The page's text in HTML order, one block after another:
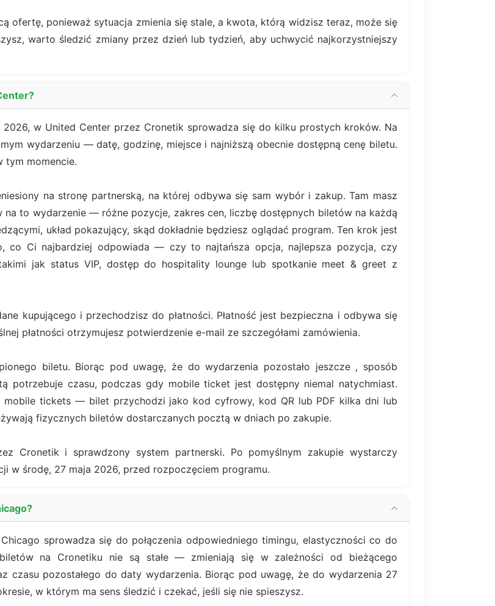
ofertę, ponieważ sytuacja zmienia się stale, a kwota, którą widzisz teraz, może się
warto śledzić zmiany przez dzień lub tydzień, aby uchwycić najkorzystniejszy
w United Center przez Cronetik sprowadza się do kilku prostych kroków. Na
wydarzeniu — datę, godzinę, miejsce i najniższą obecnie dostępną cenę biletu.
tym momencie.
na stronę partnerską, na której odbywa się sam wybór i zakup. Tam masz
to wydarzenie — różne pozycje, zakres cen, liczbę dostępnych biletów na każdą
układ pokazujący, skąd dokładnie będziesz oglądać program. Ten krok jest
co Ci najbardziej odpowiada — czy to najtańsza opcja, najlepsza pozycja, czy
jak status VIP, dostęp do hospitality lounge lub spotkanie meet & greet z
kupującego i przechodzisz do płatności. Płatność jest bezpieczna i odbywa się
płatności otrzymujesz potwierdzenie e-mail ze szczegółami zamówienia.
biletu. Biorąc pod uwagę, że do wydarzenia pozostało jeszcze , sposób
czasu, podczas gdy mobile ticket jest dostępny niemal natychmiast.
mobile tickets — bilet przychodzi jako kod cyfrowy, kod QR lub PDF kilka dni lub
fizycznych biletów dostarczanych pocztą w dniach po zakupie.
Cronetik i sprawdzony system partnerski. Po pomyślnym zakupie wystarczy
w środę, 27 maja 2026, przed rozpoczęciem programu.
sprowadza się do połączenia odpowiedniego timingu, elastyczności co do
na Cronetiku nie są stałe — zmieniają się w zależności od bieżącego
czasu pozostałego do daty wydarzenia. Biorąc pod uwagę, że do wydarzenia 27
w którym ma sens śledzić i czekać, jeśli się nie spieszysz.